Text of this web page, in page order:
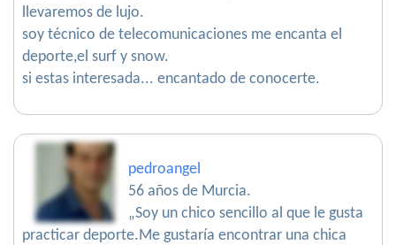
llevaremos de lujo.
soy técnico de telecomunicaciones me encanta el
deporte,el surf y snow.
si estas interesada... encantado de conocerte.
pedroangel
56 años de Murcia.
„Soy un chico sencillo al que le gusta
practicar deporte.Me gustaría encontrar una chica